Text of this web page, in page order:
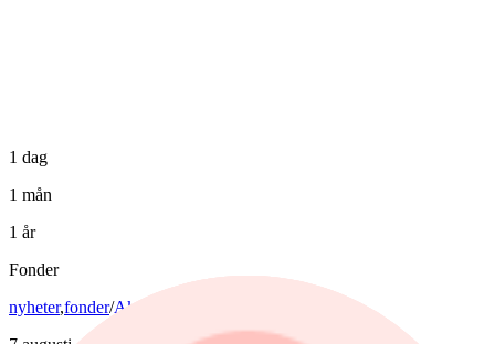
1 dag
1 mån
1 år
Fonder
nyheter,fonder/Aktiefonder